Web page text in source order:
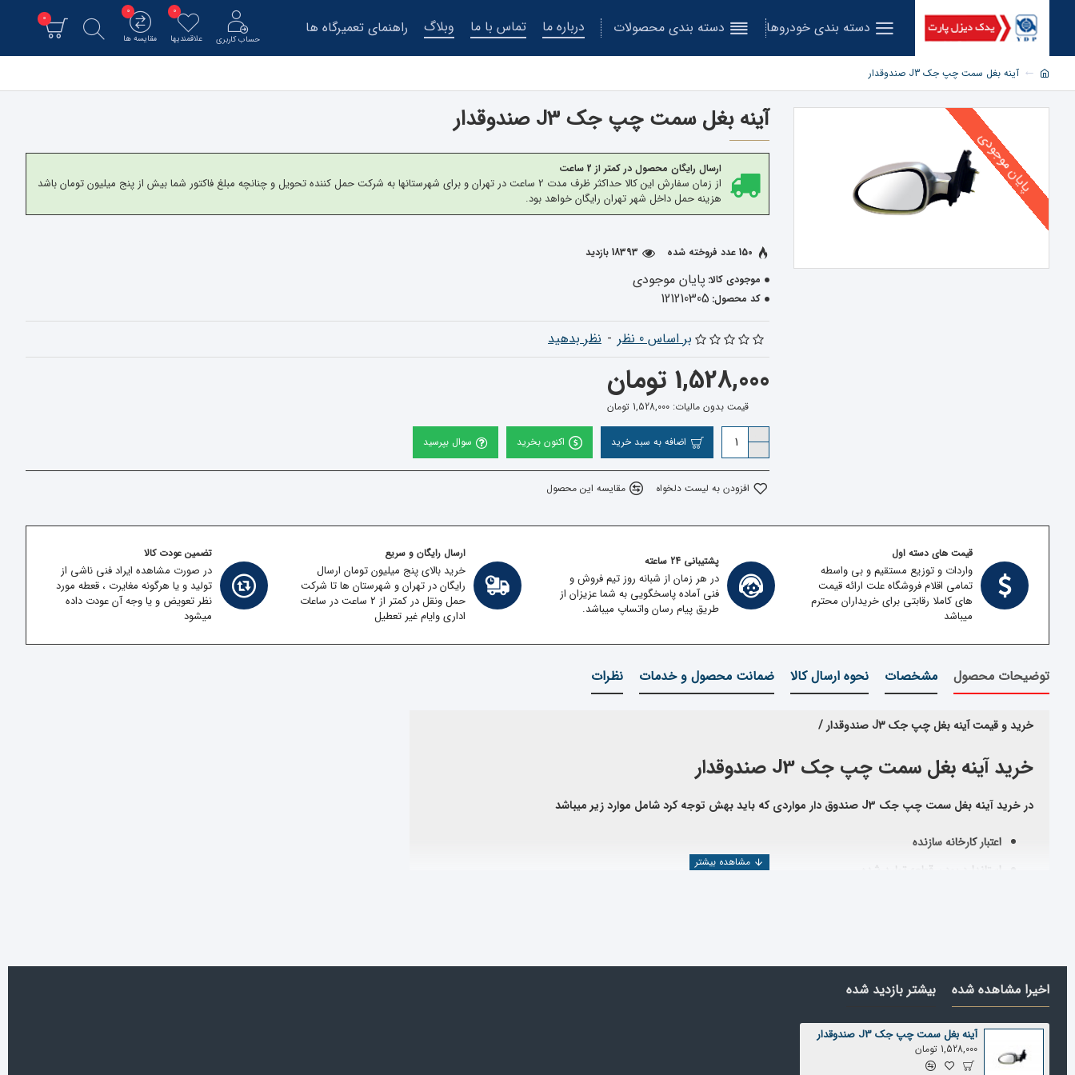
دسته بندی خودروها دسته بندی محصولات درباره ما تماس با ما وبلاگ راهنمای تعمیرگاه ها
حساب کاربری علاقمندیها
0
مقایسه ها
0
0
آینه بغل سمت چپ جک J3 صندوقدار
پایان موجودی
آینه بغل سمت چپ جک J3 صندوقدار
ارسال رایگان محصول در کمتر از 2 ساعت
از زمان سفارش این کالا حداکثر ظرف مدت 2 ساعت در تهران و برای شهرستانها به شرکت حمل کننده تحویل و چنانچه مبلغ فاکتور شما بیش از پنج میلیون تومان باشد
هزینه حمل داخل شهر تهران رایگان خواهد بود.
موجودی کالا: پایان موجودی
کد محصول: 121210305
150 عدد فروخته شده 18393 بازدید
بر اساس 0 نظر - نظر بدهید
1,528,000 تومان
قیمت بدون مالیات: 1,528,000 تومان
اضافه به سبد خرید اکنون بخرید سوال بپرسید
افزودن به لیست دلخواه مقایسه این محصول
قیمت های دسته اول
واردات و توزیع مستقیم و بی واسطه
تمامی اقلام فروشگاه علت ارائه قیمت
های کاملا رقابتی برای خریداران محترم
میباشد
پشتیبانی 24 ساعته
در هر زمان از شبانه روز تیم فروش و
فنی آماده پاسخگویی به شما عزیزان از
طریق پیام رسان واتساپ میباشد.
ارسال رایگان و سریع
خرید بالای پنج میلیون تومان ارسال
رایگان در تهران و شهرستان ها تا شرکت
حمل ونقل در کمتر از 2 ساعت در ساعات
اداری وایام غیر تعطیل
تضمین عودت کالا
در صورت مشاهده ایراد فنی ناشی از
تولید و یا هرگونه مغایرت ، قعطه مورد
نظر تعویض و یا وجه آن عودت داده
میشود
توضیحات محصول مشخصات نحوه ارسال کالا ضمانت محصول و خدمات نظرات
خرید و قیمت آینه بغل چپ جک J3 صندوقدار /
خرید آینه بغل سمت چپ جک J3 صندوقدار
در خرید آینه بغل سمت چپ جک مواردی که باید بهش توجه کرد شامل موارد زیر میباشد
اعتبار کارخانه سازنده
استاندارد بودن قطعه تولید شده
قسمت جستجو، قطعه مورد نظر را پیدا کنید.
شرکت یدک دیزل پارت با بیش از ۲۵ سال سابقه در صنعت خودرو ، محصولات وارداتی خود را از کارخانجات معتبر و طبق استانداردهای بین
قیمت آینه بغل سمت چپ جک j3 صندوقدار
اخیرا مشاهده شده بیشتر بازدید شده
آینه بغل سمت چپ جک J3 صندوقدار
1,528,000 تومان